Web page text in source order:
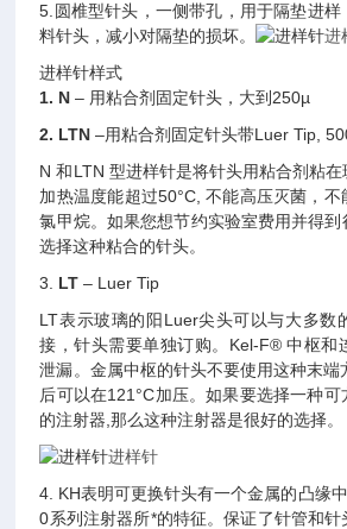
5.圆椎型针头，一侧带孔，用于隔垫进样
料针头，减小对隔垫的损坏。
进
进样针样式
1. N– 用粘合剂固定针头，大到250µ
2. LTN–用粘合剂固定针头带Luer Tip,
N 和LTN 型进样针是将针头用粘合剂粘在
加热温度能超过50°C, 不能高压灭菌，不
氯甲烷。如果您想节约实验室费用并得
选择这种粘合的针头。
3. LT– Luer Tip
LT表示玻璃的阳Luer尖头可以与大多数
接，针头需要单独订购。Kel-F® 中枢和
泄漏。金属中枢的针头不要使用这种末端
后可以在121°C加压。如果要选择一种
的注射器,那么这种注射器是很好的选择。
进样针
4. KH表明可更换针头有一个金属的凸缘
0系列注射器所*的特征。保证了针管和